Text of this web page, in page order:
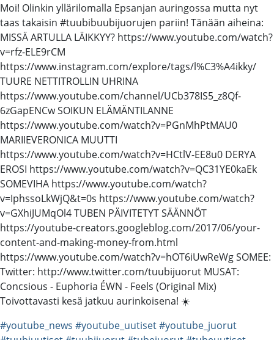
Moi! Olinkin yllärilomalla Epsanjan auringossa mutta nyt
taas takaisin #tuubibuubijuorujen pariin! Tänään aiheina:
MISSÄ ARTULLA LÄIKKYY? https://www.youtube.com/watch?
v=rfz-ELE9rCM
https://www.instagram.com/explore/tags/l%C3%A4ikky/
TUURE NETTITROLLIN UHRINA
https://www.youtube.com/channel/UCb378IS5_z8Qf-
6zGapENCw SOIKUN ELÄMÄNTILANNE
https://www.youtube.com/watch?v=PGnMhPtMAU0
MARIIEVERONICA MUUTTI
https://www.youtube.com/watch?v=HCtlV-EE8u0 DERYA
EROSI https://www.youtube.com/watch?v=QC31YE0kaEk
SOMEVIHA https://www.youtube.com/watch?
v=IphssoLkWjQ&t=0s https://www.youtube.com/watch?
v=GXhiJUMqOl4 TUBEN PÄIVITETYT SÄÄNNÖT
https://youtube-creators.googleblog.com/2017/06/your-
content-and-making-money-from.html
https://www.youtube.com/watch?v=hOT6iUwReWg SOMEE:
Twitter: http://www.twitter.com/tuubijuorut MUSAT:
Concsious - Euphoria ÉWN - Feels (Original Mix)
Toivottavasti kesä jatkuu aurinkoisena! ☀️
#youtube_news #youtube_uutiset#youtube_juorut